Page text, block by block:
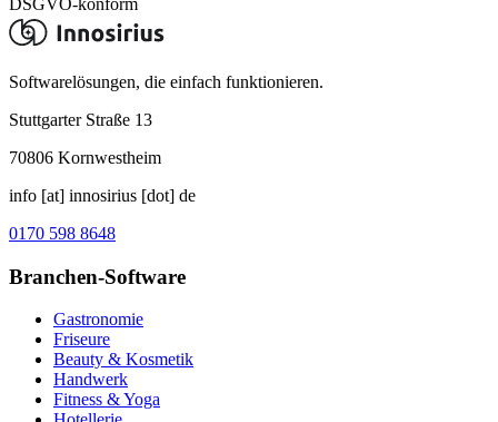
Softwarelösungen, die einfach funktionieren.
Stuttgarter Straße 13
70806 Kornwestheim
info [at] innosirius [dot] de
0170 598 8648
Branchen-Software
Gastronomie
Friseure
Beauty & Kosmetik
Handwerk
Fitness & Yoga